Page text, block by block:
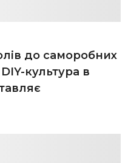
до саморобних
культура в